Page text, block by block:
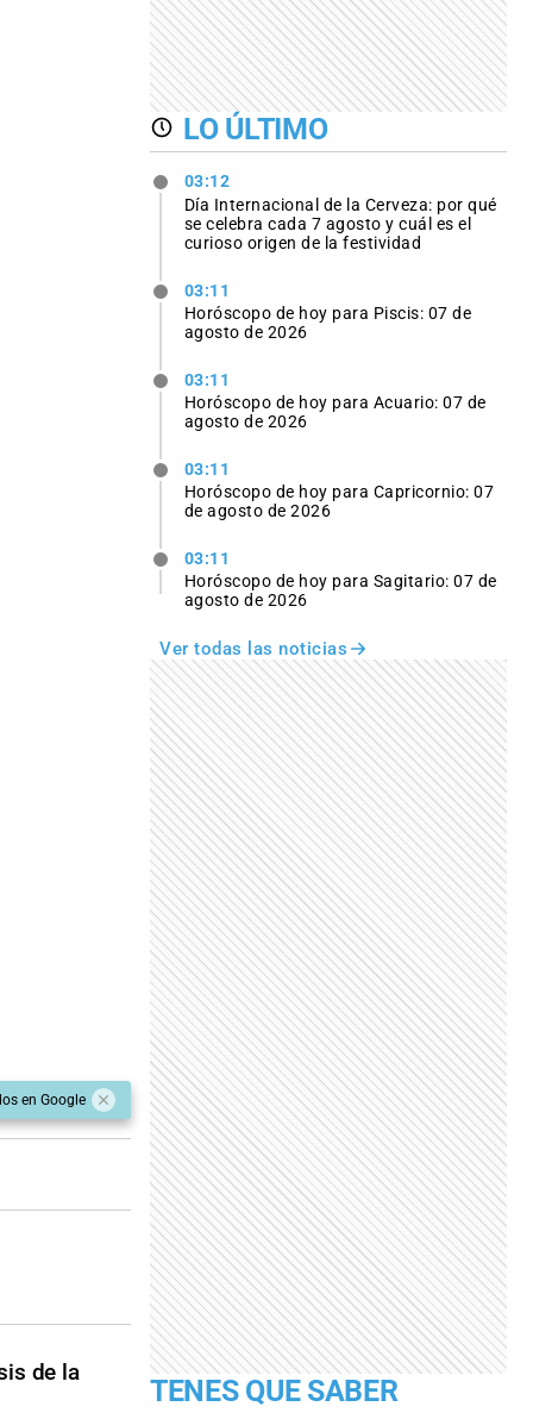
en Google
de la
LO ÚLTIMO
03:12
Día Internacional de la Cerveza: por qué
se celebra cada 7 agosto y cuál es el
curioso origen de la festividad
03:11
Horóscopo de hoy para Piscis: 07 de
agosto de 2026
03:11
Horóscopo de hoy para Acuario: 07 de
agosto de 2026
03:11
Horóscopo de hoy para Capricornio: 07
de agosto de 2026
03:11
Horóscopo de hoy para Sagitario: 07 de
agosto de 2026
Ver todas las noticias
TENES QUE SABER